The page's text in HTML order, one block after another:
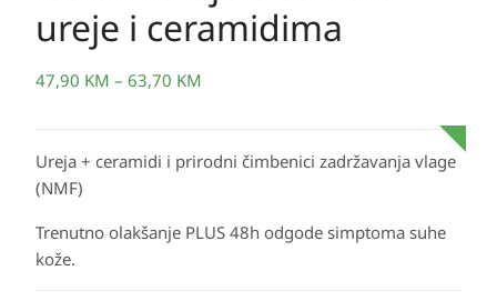
ureje i ceramidima
47,90 KM – 63,70 KM
Ureja + ceramidi i prirodni čimbenici zadržavanja vlage
(NMF)
Trenutno olakšanje PLUS 48h odgode simptoma suhe
kože.